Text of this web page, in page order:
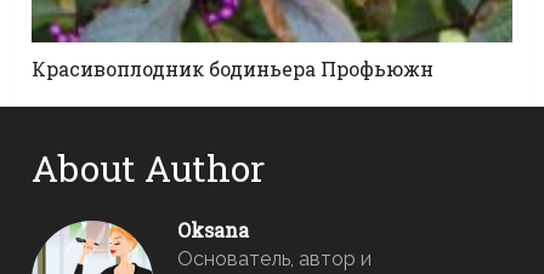
Красивоплодник бодиньера Профьюжн
About Author
Oksana
Основатель, автор и